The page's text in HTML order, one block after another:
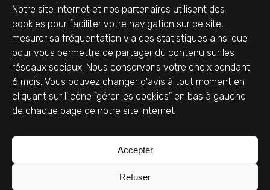
Notre site internet et nos partenaires utilisent des
cookies pour faciliter votre navigation sur ce site,
mesurer sa fréquentation via des statistiques ainsi que
pour vous permettre de partager du contenu sur les
réseaux sociaux. Nous conservons votre choix pendant
6 mois. Vous pouvez changer d'avis à tout moment en
cliquant sur l'icône "gérer les cookies" en bas à gauche
de chaque page de notre site internet
Accepter
Refuser
alfa.pub@orange.fr
Mentions légales
Mentions légales
Données personnelles
Déclaration de confidentialité